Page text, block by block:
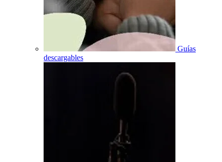
Guías
descargables